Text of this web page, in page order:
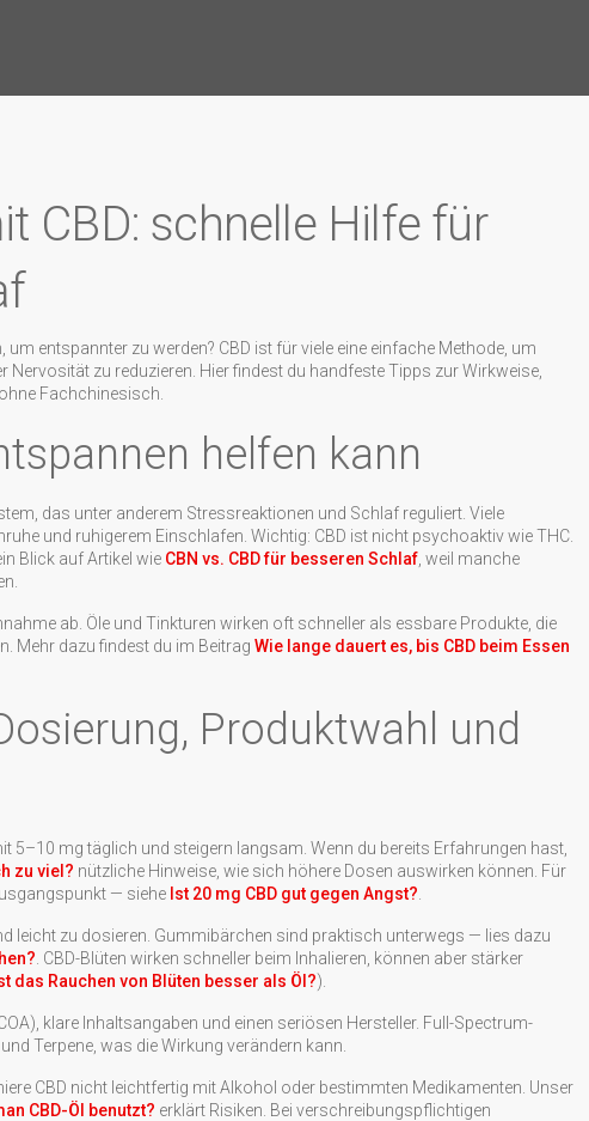
CBD: schnelle Hilfe für
entspannter zu werden? CBD ist für viele eine einfache Methode, um
zu reduzieren. Hier findest du handfeste Tipps zur Wirkweise,
Fachchinesisch.
helfen kann
das unter anderem Stressreaktionen und Schlaf reguliert. Viele
und ruhigerem Einschlafen. Wichtig: CBD ist nicht psychoaktiv wie THC.
Blick auf Artikel wie CBN vs. CBD für besseren Schlaf , weil manche
ab. Öle und Tinkturen wirken oft schneller als essbare Produkte, die
Mehr dazu findest du im Beitrag Wie lange dauert es, bis CBD beim Essen
Produktwahl und
5–10 mg täglich und steigern langsam. Wenn du bereits Erfahrungen hast,
zu viel? nützliche Hinweise, wie sich höhere Dosen auswirken können. Für
— siehe Ist 20 mg CBD gut gegen Angst?
leicht zu dosieren. Gummibärchen sind praktisch unterwegs — lies dazu
. CBD-Blüten wirken schneller beim Inhalieren, können aber stärker
das Rauchen von Blüten besser als Öl?).
klare Inhaltsangaben und einen seriösen Hersteller. Full-Spectrum-
Terpene, was die Wirkung verändern kann.
CBD nicht leichtfertig mit Alkohol oder bestimmten Medikamenten. Unser
CBD-Öl benutzt? erklärt Risiken. Bei verschreibungspflichtigen